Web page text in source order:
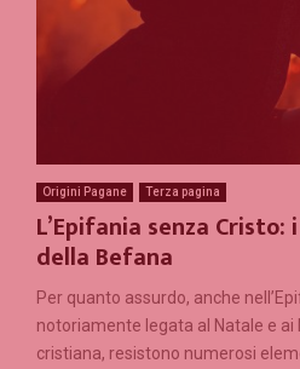
Origini Pagane Terza pagina
L’Epifania senza
della Befana
Per quanto assurdo, anche
notoriamente legata al Natale e ai
cristiana, resistono numerosi